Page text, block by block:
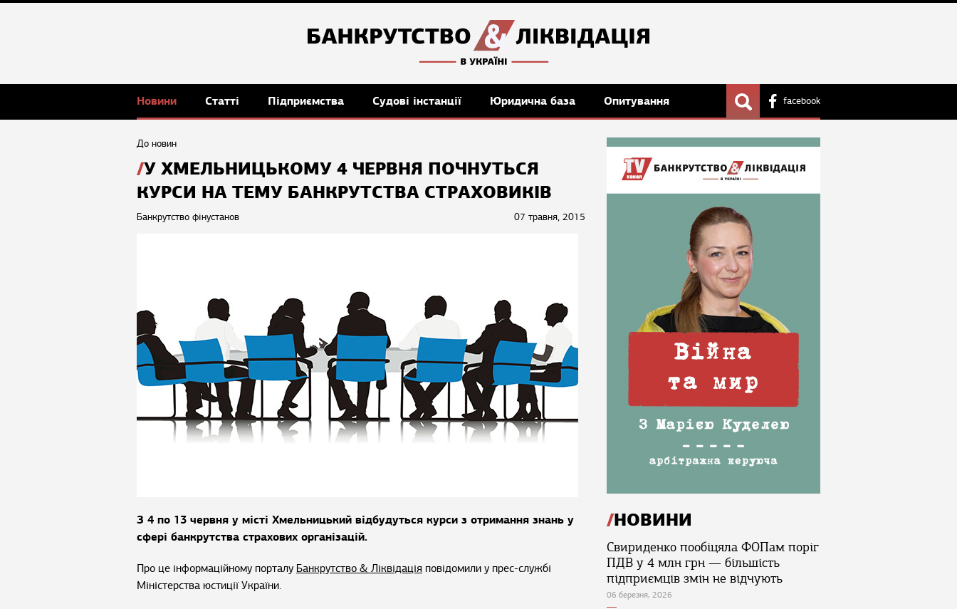
Новини Статті Підприємства Судові інстанції Юридична база Опитування facebook
До новин
У ХМЕЛЬНИЦЬКОМУ 4 ЧЕРВНЯ ПОЧНУТЬСЯ
КУРСИ НА ТЕМУ БАНКРУТСТВА СТРАХОВИКІВ
07 травня, 2015
Банкрутство фінустанов
З 4 по 13 червня у місті Хмельницький відбудуться курси з отримання знань у
сфері банкрутства страхових організацій.
Про це інформаційному порталу Банкрутство & Ліквідація повідомили у прес-службі
Міністерства юстиції України.
НОВИНИ
Свириденко пообіцяла ФОПам поріг
ПДВ у 4 млн грн — більшість
підприємців змін не відчують
06 березня, 2026